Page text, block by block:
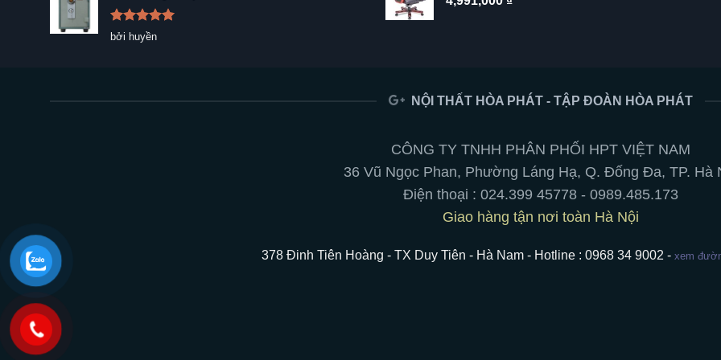
Được xếp
hạng5
bởi huyền
NỘI THẤT HÒA PHÁT - TẬP ĐOÀN HÒA PHÁT
CÔNG TY TNHH PHÂN PHỐI HPT VIỆT NAM
36 Vũ Ngọc Phan, Phường Láng Hạ, Q. Đống Đa, TP. Hà
Điện thoại : 024.399 45778 - 0989.485.173
Giao hàng tận nơi toàn Hà Nội
378 Đinh Tiên Hoàng - TX Duy Tiên - Hà Nam - Hotline : 0968 34 9002 - xem